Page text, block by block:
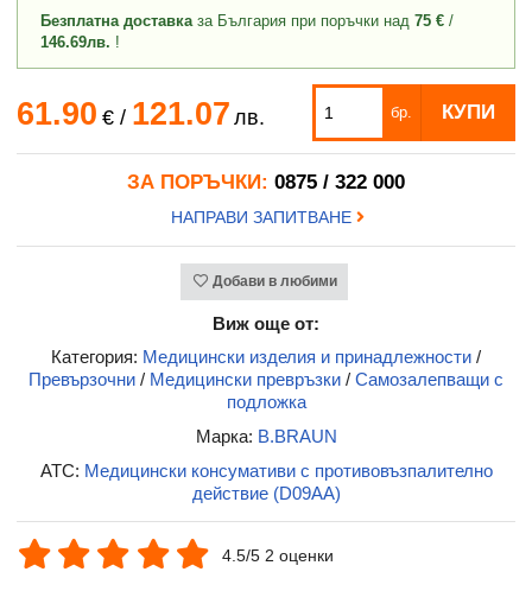
Безплатна доставказа България при поръчки над 75 € /
146.69лв. !
61.90 €/ 121.07 лв. бр. КУПИ
ЗА ПОРЪЧКИ: 0875 / 322 000
НАПРАВИ ЗАПИТВАНЕ
Добави в любими
Виж още от:
Категория: Медицински изделия и принадлежности /
Превързочни / Медицински превръзки / Самозалепващи с
подложка
Марка: B.BRAUN
ATC: Медицински консумативи с противовъзпалително
действие (D09AA)
4.5/5 2 оценки